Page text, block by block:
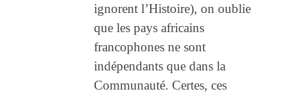
ignorent l’Histoire), on oublie
que les pays africains
francophones ne sont
indépendants que dans la
Communauté. Certes, ces